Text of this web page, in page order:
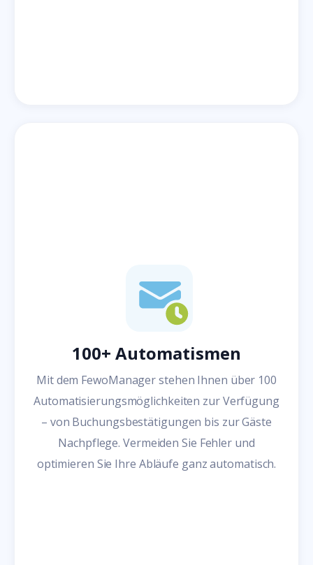
100+ Automatismen
Mit dem FewoManager stehen Ihnen über 100
Automatisierungsmöglichkeiten zur Verfügung
– von Buchungsbestätigungen bis zur Gäste
Nachpflege. Vermeiden Sie Fehler und
optimieren Sie Ihre Abläufe ganz automatisch.